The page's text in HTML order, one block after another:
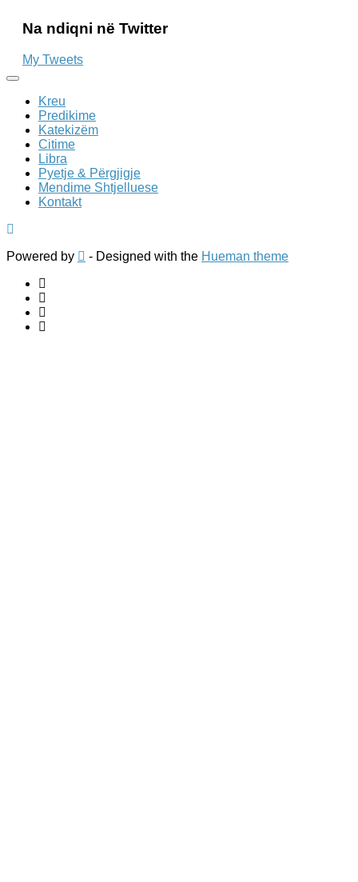
Na ndiqni në Twitter
My Tweets
Kreu
Predikime
Katekizëm
Citime
Libra
Pyetje & Përgjigje
Mendime Shtjelluese
Kontakt
Powered by - Designed with the Hueman theme